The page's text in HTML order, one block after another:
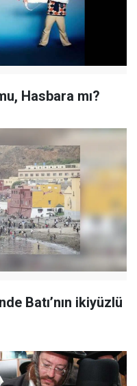
Hasbara mı?
Batı’nın ikiyüzlü